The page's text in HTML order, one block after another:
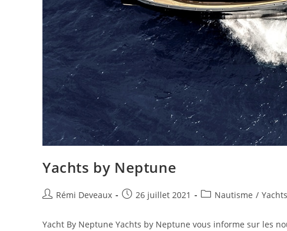
Yachts by Neptune
Rémi Deveaux 26 juillet 2021 Nautisme /
Yacht By Neptune Yachts by Neptune vous informe sur les